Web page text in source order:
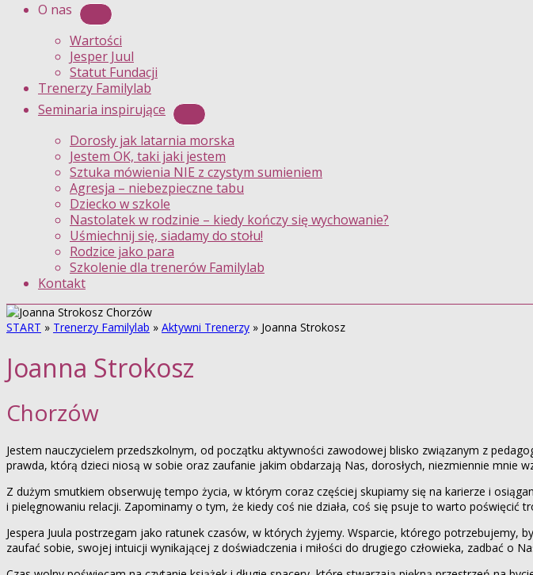
O nas
Wartości
Jesper Juul
Statut Fundacji
Trenerzy Familylab
Seminaria inspirujące
Dorosły jak latarnia morska
Jestem OK, taki jaki jestem
Sztuka mówienia NIE z czystym sumieniem
Agresja – niebezpieczne tabu
Dziecko w szkole
Nastolatek w rodzinie – kiedy kończy się wychowanie?
Uśmiechnij się, siadamy do stołu!
Rodzice jako para
Szkolenie dla trenerów Familylab
Kontakt
START » Trenerzy Familylab » Aktywni Trenerzy » Joanna Strokosz
Joanna Strokosz
Chorzów
Jestem nauczycielem przedszkolnym, od początku aktywności zawodowej blisko związanym z
prawda, którą dzieci niosą w sobie oraz zaufanie jakim obdarzają Nas, dorosłych, niezmiennie mnie
Z dużym smutkiem obserwuję tempo życia, w którym coraz częściej skupiamy się na karierze i
i pielęgnowaniu relacji. Zapominamy o tym, że kiedy coś nie działa, coś się psuje to warto
Jespera Juula postrzegam jako ratunek czasów, w których żyjemy. Wsparcie, którego
zaufać sobie, swojej intuicji wynikającej z doświadczenia i miłości do drugiego człowieka, zadbać o